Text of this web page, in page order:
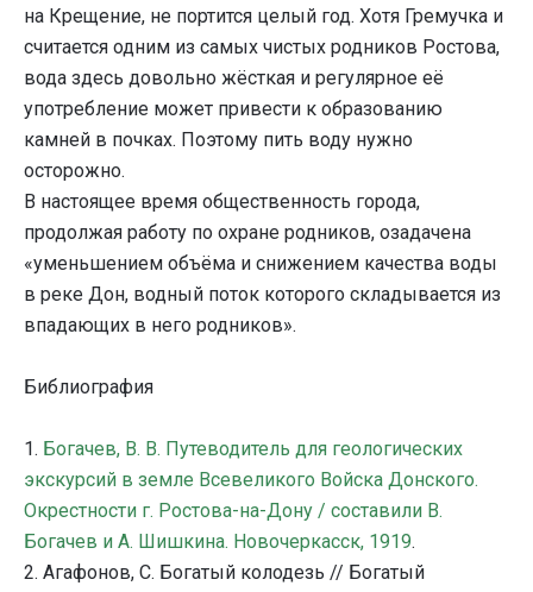
на Крещение, не портится целый год. Хотя Гремучка и
считается одним из самых чистых родников Ростова,
вода здесь довольно жёсткая и регулярное её
употребление может привести к образованию
камней в почках. Поэтому пить воду нужно
осторожно.
В настоящее время общественность города,
продолжая работу по охране родников, озадачена
«уменьшением объёма и снижением качества воды
в реке Дон, водный поток которого складывается из
впадающих в него родников».
Библиография
1. Богачев, В. В. Путеводитель для геологических
экскурсий в земле Всевеликого Войска Донского.
Окрестности г. Ростова-на-Дону / составили В.
Богачев и А. Шишкина. Новочеркасск, 1919.
2. Агафонов, С. Богатый колодезь // Богатый